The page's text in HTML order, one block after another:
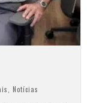
Notícias